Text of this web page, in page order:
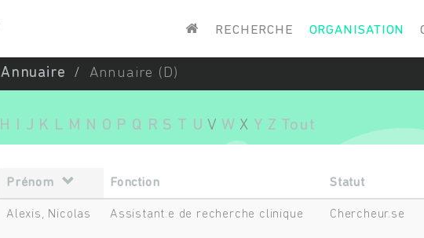
RECHERCHE ORGANISATION
Annuaire Annuaire (D)
H J K L M N O P Q R S T U V W X Y Z Tout
Prénom Fonction Statut
Alexis, Nicolas Assistant.e de recherche clinique Chercheur.se